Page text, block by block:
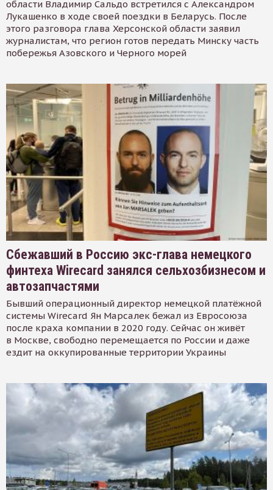
области Владимир Сальдо встретился с Александром
Лукашенко в ходе своей поездки в Беларусь. После
этого разговора глава Херсонской области заявил
журналистам, что регион готов передать Минску часть
побережья Азовского и Черного морей
Сбежавший в Россию экс-глава немецкого
финтеха Wirecard занялся сельхозбизнесом и
автозапчастями
Бывший операционный директор немецкой платёжной
системы Wirecard Ян Марсалек бежал из Евросоюза
после краха компании в 2020 году. Сейчас он живёт
в Москве, свободно перемещается по России и даже
ездит на оккупированные территории Украины